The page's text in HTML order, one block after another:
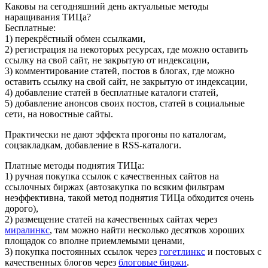
Каковы на сегодняшний день актуальные методы
наращивания ТИЦа?
Бесплатные:
1) перекрёстный обмен ссылками,
2) регистрация на некоторых ресурсах, где можно оставить
ссылку на свой сайт, не закрытую от индексации,
3) комментирование статей, постов в блогах, где можно
оставить ссылку на свой сайт, не закрытую от индексации,
4) добавление статей в бесплатные каталоги статей,
5) добавление анонсов своих постов, статей в социальные
сети, на новостные сайты.
Практически не дают эффекта прогоны по каталогам,
соцзакладкам, добавление в RSS-каталоги.
Платные методы поднятия ТИЦа:
1) ручная покупка ссылок с качественных сайтов на
ссылочных биржах (автозакупка по всяким фильтрам
неэффективна, такой метод поднятия ТИЦа обходится очень
дорого),
2) размещение статей на качественных сайтах через
миралинкс, там можно найти несколько десятков хороших
площадок со вполне приемлемыми ценами,
3) покупка постоянных ссылок через гогетлинкс и постовых с
качественных блогов через блоговые биржи.